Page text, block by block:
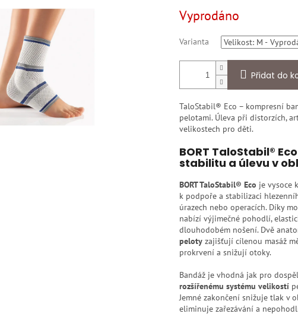
cena:
Vyprodáno
Varianta
Přidat do
TaloStabil® Eco – kompresní
pelotami. Úleva při distorzích,
velikostech pro děti.
BORT TaloStabil®
stabilitu a úlevu v
BORT TaloStabil® Eco je vysoce
k podpoře a stabilizaci
úrazech nebo operacích. Díky
nabízí výjimečné pohodlí,
dlouhodobém nošení. Dvě
pelotyzajišťují cílenou masáž
prokrvení a snižují otoky.
Bandáž je vhodná jak pro
rozšířenému systému velikostí
Jemné zakončení snižuje tlak v
eliminuje zařezávání a